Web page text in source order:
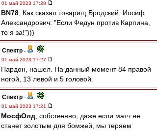
01 май 2023 17:28
BN78 , Как сказал товарищ Бродский, Иосиф
Александрович: "Если Федун против Карпина,
то я за!")))
Спектр -
01 май 2023 17:27
Пардон, нашел. На данный момент 84 правой
ногой, 13 левой и 5 головой.
Спектр -
01 май 2023 17:21
МосфОлд , собственно, даже если матч не
станет золотым для бомжей, мы теряем